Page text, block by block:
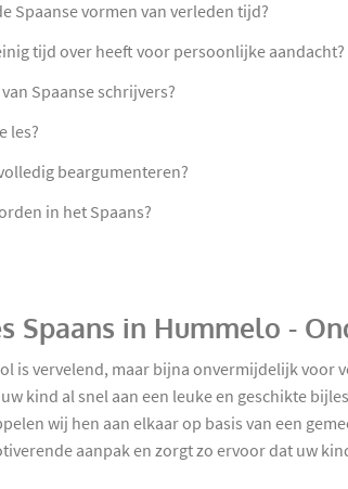
Spaanse vormen van verleden tijd?
tijd over heeft voor persoonlijke aandacht?
Spaanse schrijvers?
les?
beargumenteren?
in het Spaans?
Spaans in Hummelo -
is vervelend, maar bijna onvermijdelijk voor
kind al snel aan een leuke en geschikte
wij hen aan elkaar op basis van een
aanpak en zorgt zo ervoor dat uw